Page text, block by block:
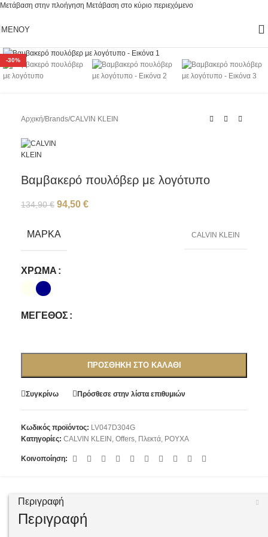
Μετάβαση στην πλοήγηση Μετάβαση στο κύριο περιεχόμενο
ΜΕΝΟΎ
-30%
Αρχική/Brands/CALVIN KLEIN
Βαμβακερό πουλόβερ με λογότυπο
134,90€ 94,50 €
ΜΆΡΚΑ CALVIN KLEIN
ΧΡΏΜΑ
ΜΈΓΕΘΟΣ
ΠΡΟΣΘΉΚΗ ΣΤΟ ΚΑΛΆΘΙ
Συγκρίνω Πρόσθεσε στην λίστα επιθυμιών
Κωδικός προϊόντος: LV047D304G
Κατηγορίες: CALVIN KLEIN , Offers, Πλεκτά, ΡΟΥΧΑ
Κοινοποίηση:
Περιγραφή
Περιγραφή